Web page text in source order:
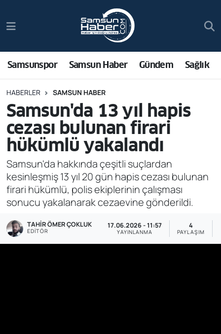
Samsunspor Samsun Haber Gündem Sağlık
HABERLER SAMSUN HABER
Samsun'da 13 yıl hapis
cezası bulunan firari
hükümlü yakalandı
Samsun'da hakkında çeşitli suçlardan
kesinleşmiş 13 yıl 20 gün hapis cezası bulunan
firari hükümlü, polis ekiplerinin çalışması
sonucu yakalanarak cezaevine gönderildi.
TAHIR ÖMER ÇOKLUK
EDITÖR
17.06.2026 - 11:57
YAYINLANMA
4
PAYLAŞIM
Samsun Haber
Sağlık
Asayiş
Bilim ve Teknoloji
Bölge
Dünya
Trafik Durumu
Süper Lig Puan Durumu ve Fikstür
Tüm Manşetler
Son Dakika Haberleri
Haber Arşivi